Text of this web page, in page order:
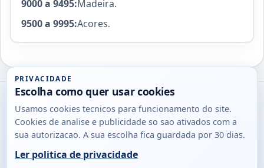
9000 a 9495:Madeira.
9500 a 9995:Acores.
Utils
DB
Consultas
rapidas
para
PRIVACIDADE
Escolha como quer usar cookies
Usamos cookies tecnicos para funcionamento do site.
Cookies de analise e publicidade so sao ativados com a
sua autorizacao. A sua escolha fica guardada por 30 dias.
Ler politica de privacidade